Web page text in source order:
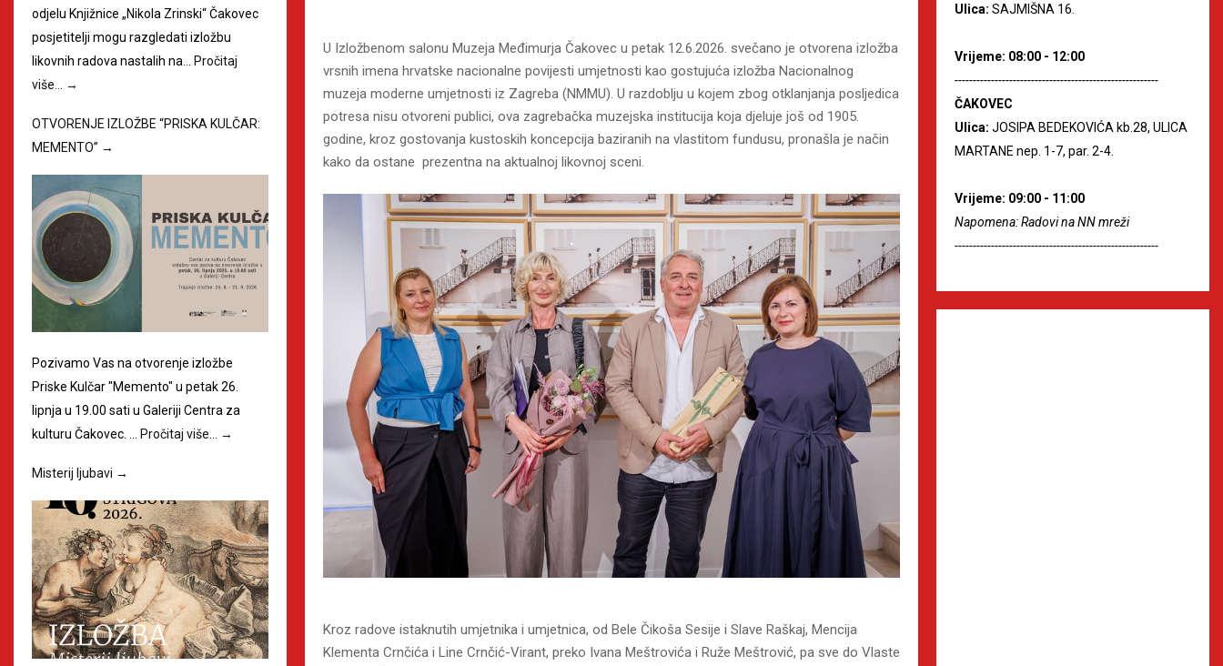
U Izložbenom salonu Muzeja Međimurja Čakovec u petak 12.6.2026. svečano je otvorena izložba
vrsnih imena hrvatske nacionalne povijesti umjetnosti kao gostujuća izložba Nacionalnog
muzeja moderne umjetnosti iz Zagreba (NMMU). U razdoblju u kojem zbog otklanjanja posljedica
potresa nisu otvoreni publici, ova zagrebačka muzejska institucija koja djeluje još od 1905.
godine, kroz gostovanja kustoskih koncepcija baziranih na vlastitom fundusu, pronašla je način
kako da ostane prezentna na aktualnoj likovnoj sceni.
Kroz radove istaknutih umjetnika i umjetnica, od Bele Čikoša Sesije i Slave Raškaj, Mencija
Klementa Crnčića i Line Crnčić-Virant, preko Ivana Meštrovića i Ruže Meštrović, pa sve do Vlaste
odjelu Knjižnice „Nikola Zrinski“ Čakovec
posjetitelji mogu razgledati izložbu
likovnih radova nastalih na…
Pročitaj
više…
→
OTVORENJE IZLOŽBE “PRISKA KULČAR:
MEMENTO” →
Pozivamo Vas na otvorenje izložbe
Priske Kulčar "Memento" u petak 26.
lipnja u 19.00 sati u Galeriji Centra za
kulturu Čakovec. … Pročitaj više… →
Misterij ljubavi →
Ulica: SAJMIŠNA 16.
Vrijeme: 08:00 - 12:00
--------------------------------------------------------
ČAKOVEC
Ulica: JOSIPA BEDEKOVIĆA kb.28, ULICA
MARTANE nep. 1-7, par. 2-4.
Vrijeme: 09:00 - 11:00
Napomena: Radovi na NN mreži
--------------------------------------------------------